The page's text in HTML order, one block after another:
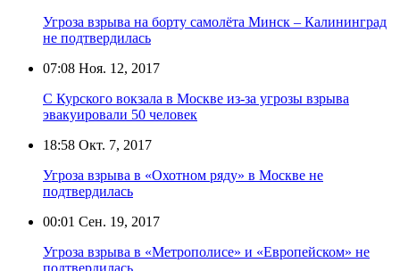
Угроза взрыва на борту самолёта Минск – Калининград
не подтвердилась
07:08 Ноя. 12, 2017
С Курского вокзала в Москве из-за угрозы взрыва
эвакуировали 50 человек
18:58 Окт. 7, 2017
Угроза взрыва в «Охотном ряду» в Москве не
подтвердилась
00:01 Сен. 19, 2017
Угроза взрыва в «Метрополисе» и «Европейском» не
подтвердилась